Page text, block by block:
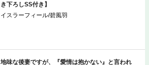
き下ろしSS付き】
イスラーフィール/碧風羽
地味な後妻ですが、『愛情は抱かない』と言われ